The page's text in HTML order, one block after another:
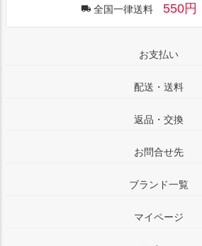
全国一律送料 550円
お支払い
配送・送料
返品・交換
お問合せ先
ブランド一覧
マイページ